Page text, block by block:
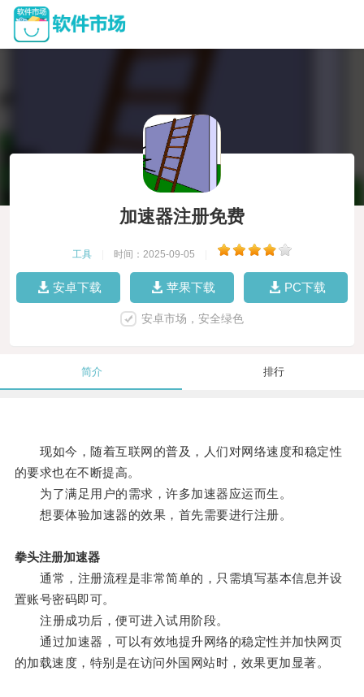
加速器注册免费
工具 时间：2025-09-05
安卓下载 苹果下载 PC下载
安卓市场，安全绿色
简介 排行
现如今，随着互联网的普及，人们对网络速度和稳定性
的要求也在不断提高。
为了满足用户的需求，许多加速器应运而生。
想要体验加速器的效果，首先需要进行注册。
拳头注册加速器
通常，注册流程是非常简单的，只需填写基本信息并设
置账号密码即可。
注册成功后，便可进入试用阶段。
通过加速器，可以有效地提升网络的稳定性并加快网页
的加载速度，特别是在访问外国网站时，效果更加显著。